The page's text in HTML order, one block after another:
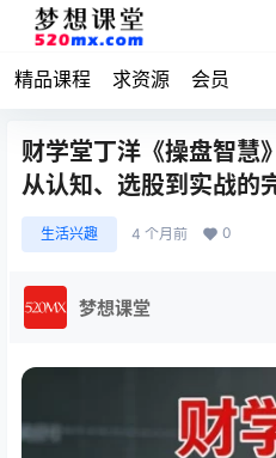
精品课程 求资源 会员
财学堂丁洋《操盘智慧
从认知、选股到实战的
生活兴趣 4 个月前 0
梦想课堂